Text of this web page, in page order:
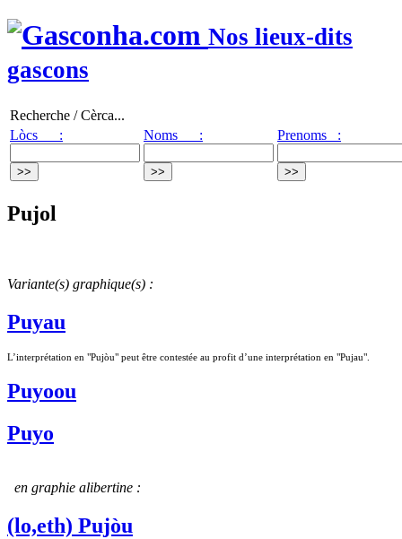
Nos lieux-dits
gascons
Recherche / Cèrca...
Lòcs :
Noms : Prenoms :
Pujol
Variante(s) graphique(s) :
Puyau
L’interprétation en "Pujòu" peut être contestée au profit d’une interprétation en "Pujau".
Puyoou
Puyo
en graphie alibertine :
(lo,eth) Pujòu